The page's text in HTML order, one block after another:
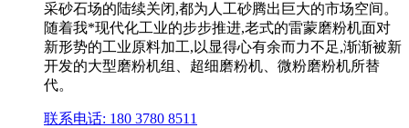
采砂石场的陆续关闭,都为人工砂腾出巨大的市场空间。
随着我*现代化工业的步步推进,老式的雷蒙磨粉机面对
新形势的工业原料加工,以显得心有余而力不足,渐渐被新
开发的大型磨粉机组、超细磨粉机、微粉磨粉机所替
代。
联系电话: 180 3780 8511